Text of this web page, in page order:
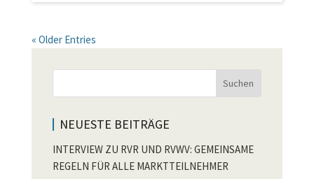
« Older Entries
Suchen
NEUESTE BEITRÄGE
INTERVIEW ZU RVR UND RVWV: GEMEINSAME
REGELN FÜR ALLE MARKTTEILNEHMER